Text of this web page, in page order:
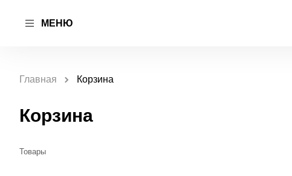
МЕНЮ
Главная Корзина
Корзина
Товары